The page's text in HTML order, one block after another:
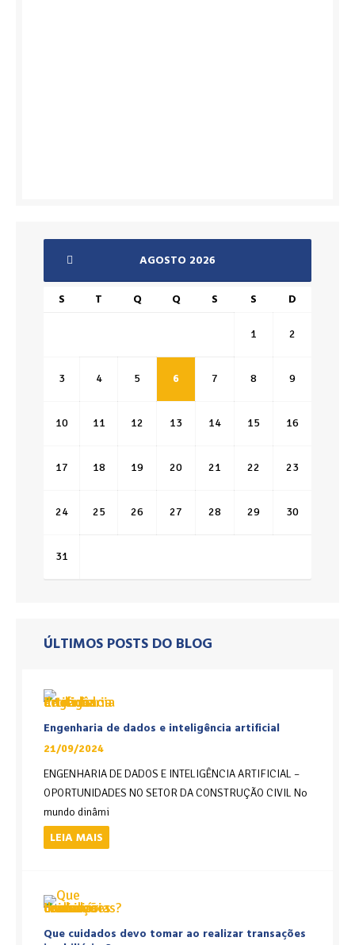
AGOSTO 2026
S T Q Q S S D
1 2
3 4 5 6 7 8 9
10 11 12 13 14 15 16
17 18 19 20 21 22 23
24 25 26 27 28 29 30
31
ÚLTIMOS POSTS DO BLOG
Engenharia de dados e inteligência artificial
21/09/2024
ENGENHARIA DE DADOS E INTELIGÊNCIA ARTIFICIAL –
OPORTUNIDADES NO SETOR DA CONSTRUÇÃO CIVIL No
mundo dinâmi
LEIA MAIS
Que cuidados devo tomar ao realizar transações